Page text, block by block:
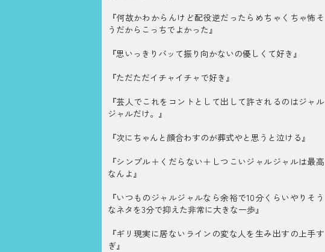
『何故かわからんけど配役逆だったらめちゃくちゃ怖そ
うだからこっちでよかった』
『思いっきりバッて振り向かないの優しくて好き』
『ただただイチャイチャで好き』
『芸人でこれをコントとして出して許されるのはジャル
ジャルだけ。』
『次にちゃんと顔合わすのが葬式やと思うと泣ける』
『シンプル＋くだらない＋しつこいジャルジャルは最高
なんよ』
『いつものジャルジャルなら余裕で10分くらいやりそう
なネタを3分で抑えた非常に大きな一歩』
『ギリ現実に居ないラインの変な人を生み出すの上手す
ぎ』